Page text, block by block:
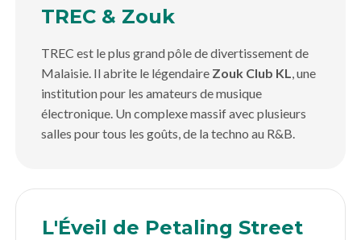
TREC & Zouk
TREC est le plus grand pôle de divertissement de
Malaisie. Il abrite le légendaire Zouk Club KL
, une
institution pour les amateurs de musique
électronique. Un complexe massif avec plusieurs
salles pour tous les goûts, de la techno au R&B.
L'Éveil de Petaling Street